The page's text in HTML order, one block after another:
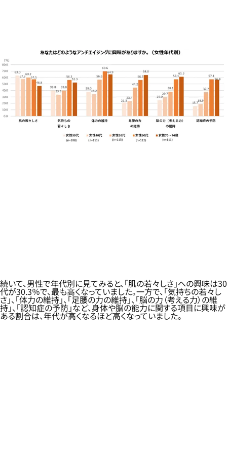
続いて、男性で年代別に見てみると、「肌の若々しさ」への興味は30
代が30.3％で、最も高くなっていました。一方で、「気持ちの若々し
さ」、「体力の維持」、「足腰の力の維持」、「脳の力（考える力）の維
持」、「認知症の予防」など、身体や脳の能力に関する項目に興味が
ある割合は、年代が高くなるほど高くなっていました。